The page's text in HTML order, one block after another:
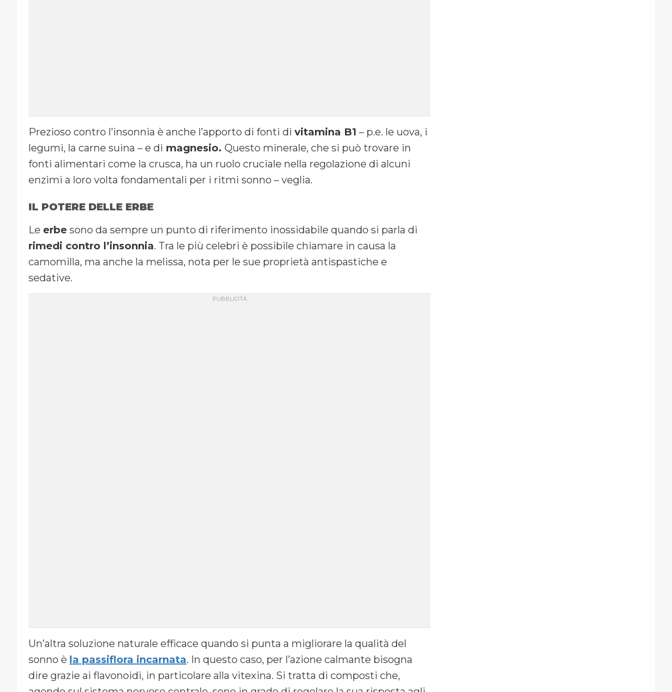
Prezioso contro l’insonnia è anche l’apporto di fonti di vitamina B1 – p.e. le uova, i
legumi, la carne suina – e di magnesio. Questo minerale, che si può trovare in
fonti alimentari come la crusca, ha un ruolo cruciale nella regolazione di alcuni
enzimi a loro volta fondamentali per i ritmi sonno – veglia.
IL POTERE DELLE ERBE
Le erbe sono da sempre un punto di riferimento inossidabile quando si parla di
rimedi contro l’insonnia. Tra le più celebri è possibile chiamare in causa la
camomilla, ma anche la melissa, nota per le sue proprietà antispastiche e
sedative.
Un’altra soluzione naturale efficace quando si punta a migliorare la qualità del
sonno è la passiflora incarnata. In questo caso, per l’azione calmante bisogna
dire grazie ai flavonoidi, in particolare alla vitexina. Si tratta di composti che,